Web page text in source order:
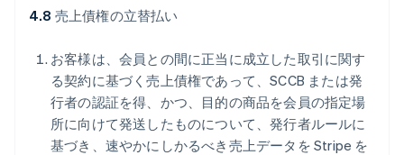
4.8 売上債権の立替払い
お客様は、会員との間に正当に成立した取引に関す
る契約に基づく売上債権であって、SCCB または発
行者の認証を得、かつ、目的の商品を会員の指定場
所に向けて発送したものについて、発行者ルールに
基づき、速やかにしかるべき売上データを Stripe を